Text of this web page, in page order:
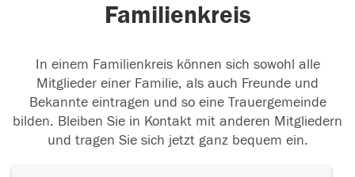
Familienkreis
In einem Familienkreis können sich sowohl alle
Mitglieder einer Familie, als auch Freunde und
Bekannte eintragen und so eine Trauergemeinde
bilden. Bleiben Sie in Kontakt mit anderen Mitgliedern
und tragen Sie sich jetzt ganz bequem ein.